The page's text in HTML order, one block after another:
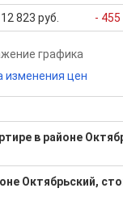
12 823 руб. - 455
графика
изменения цен
в районе
в квартире в
Октябрьский,